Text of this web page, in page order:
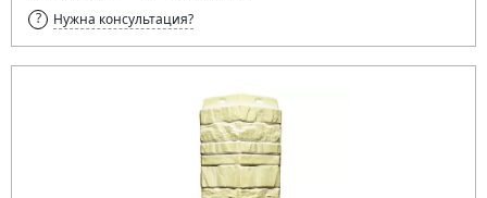
Нужна консультация?